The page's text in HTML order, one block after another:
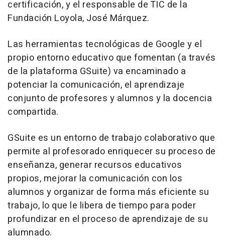
certificación, y el responsable de TIC de la
Fundación Loyola, José Márquez.
Las herramientas tecnológicas de Google y el
propio entorno educativo que fomentan (a través
de la plataforma GSuite) va encaminado a
potenciar la comunicación, el aprendizaje
conjunto de profesores y alumnos y la docencia
compartida.
GSuite es un entorno de trabajo colaborativo que
permite al profesorado enriquecer su proceso de
enseñanza, generar recursos educativos
propios, mejorar la comunicación con los
alumnos y organizar de forma más eficiente su
trabajo, lo que le libera de tiempo para poder
profundizar en el proceso de aprendizaje de su
alumnado.